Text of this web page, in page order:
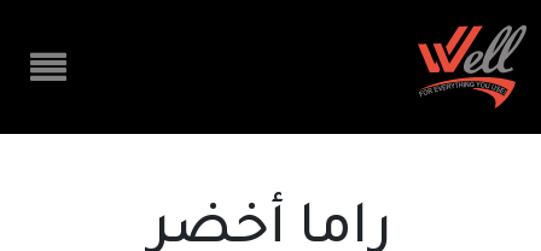
راما أخضر